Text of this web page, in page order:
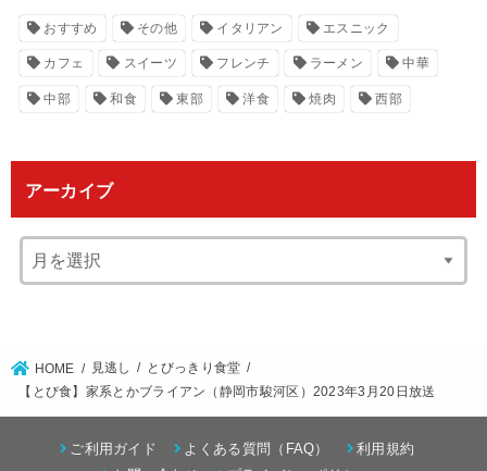
おすすめ その他 イタリアン エスニック
カフェ スイーツ フレンチ ラーメン 中華
中部 和食 東部 洋食 焼肉 西部
アーカイブ
HOME 見逃し
とびっきり食堂
【とび食】家系とかブライアン（静岡市駿河区）2023年3月20日放送
ご利用ガイド よくある質問（FAQ）
利用規約